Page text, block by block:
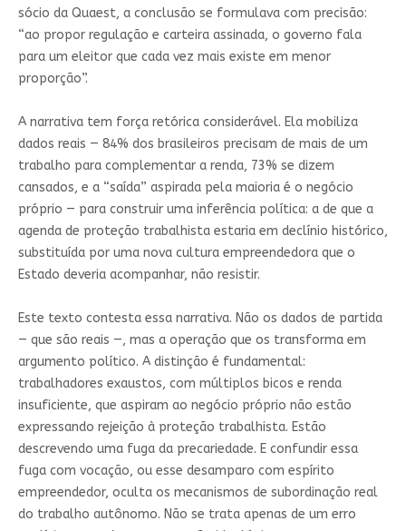
sócio da Quaest, a conclusão se formulava com precisão:
“ao propor regulação e carteira assinada, o governo fala
para um eleitor que cada vez mais existe em menor
proporção”.
A narrativa tem força retórica considerável. Ela mobiliza
dados reais — 84% dos brasileiros precisam de mais de um
trabalho para complementar a renda, 73% se dizem
cansados, e a “saída” aspirada pela maioria é o negócio
próprio — para construir uma inferência política: a de que a
agenda de proteção trabalhista estaria em declínio histórico,
substituída por uma nova cultura empreendedora que o
Estado deveria acompanhar, não resistir.
Este texto contesta essa narrativa. Não os dados de partida
— que são reais —, mas a operação que os transforma em
argumento político. A distinção é fundamental:
trabalhadores exaustos, com múltiplos bicos e renda
insuficiente, que aspiram ao negócio próprio não estão
expressando rejeição à proteção trabalhista. Estão
descrevendo uma fuga da precariedade. E confundir essa
fuga com vocação, ou esse desamparo com espírito
empreendedor, oculta os mecanismos de subordinação real
do trabalho autônomo. Não se trata apenas de um erro